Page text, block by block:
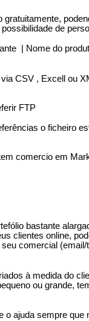
gratuitamente,
de
| Nome do
CSV , Excell ou
FTP
o ficheiro
comercio em
bastante
clientes online,
seu comercial (email/
à medida do
ou grande,
o ajuda sempre que